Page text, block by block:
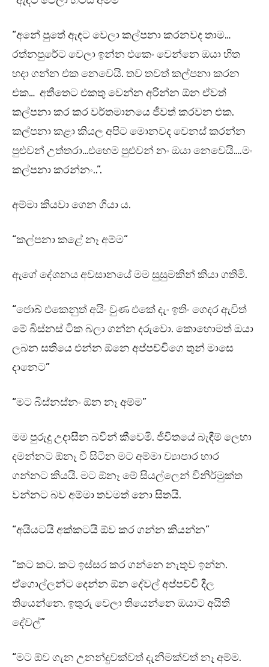
“අනේ පුතේ ඇඳට වෙලා කල්පනා කරනවද තාම…
රත්නපුරේට වෙලා ඉන්න එකෙං වෙන්නෙ ඔයා හිත
හදා ගන්න එක නෙවෙයි. තව තවත් කල්පනා කරන
එක… අතීතෙට එකතු වෙන්න අරින්න ඕන ඒවත්
කල්පනා කර කර වර්තමානයෙ ජීවත් කරවන එක.
කල්පනා කළා කියල අපිට මොනවද වෙනස් කරන්න
පුළුවන් උත්තරා…එහෙම පුළුවන් නං ඔයා නෙවෙයි….මං
කල්පනා කරන්නං..”.
අම්මා කියවා ගෙන ගියා ය.
“කල්පනා කළේ නෑ අම්ම”
ඇගේ දේශනය අවසානයේ මම සුසුමකින් කියා ගතිමි.
“ජොබ් එකෙනුත් අයිං වුණ එකේ දැං ඉතිං ගෙදර ඇවිත්
මේ බිස්නස් ටික බලා ගන්න දරුවො. කොහොමත් ඔයා
ලබන සතියෙ එන්න ඕනෙ අප්පච්චිගෙ තුන් මාසෙ
දානෙට”
“මට බිස්නස්නං ඕන නෑ අම්ම”
මම පුරුදු උදාසීන බවින් කීවෙමි. ජීවිතයේ බැඳීම් ලෙහා
දමන්නට ඕනෑ වී සිටින මට අම්මා ව්‍යාපාර භාර
ගන්නට කියයි. මට ඕනෑ මේ සියල්ලෙන් විනිර්මුක්ත
වන්නට බව අම්මා තවමත් නො සිතයි.
“අයියටයි අක්කටයි ඕව කර ගන්න කියන්න”
“කට කට. කට ඉස්සර කර ගන්නෙ නැතුව ඉන්න.
ඒගොල්ලන්ට දෙන්න ඕන දේවල් අප්පච්චි දීල
තියෙන්නෙ. ඉතුරු වෙලා තියෙන්නෙ ඔයාට අයිති
දේවල්”
“මට ඕව ගැන උනන්දුවක්වත් දැනීමක්වත් නෑ අම්ම.